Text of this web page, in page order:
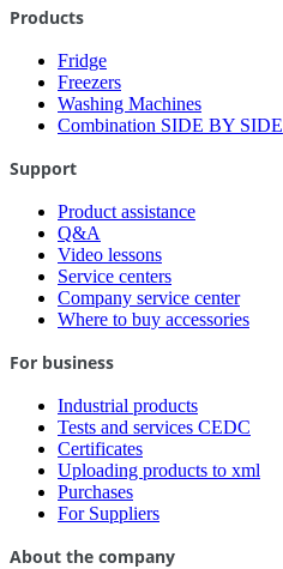
Products
Fridge
Freezers
Washing Machines
Combination SIDE BY SIDE
Support
Product assistance
Q&A
Video lessons
Service centers
Company service center
Where to buy accessories
For business
Industrial products
Tests and services CEDC
Certificates
Uploading products to xml
Purchases
For Suppliers
About the company